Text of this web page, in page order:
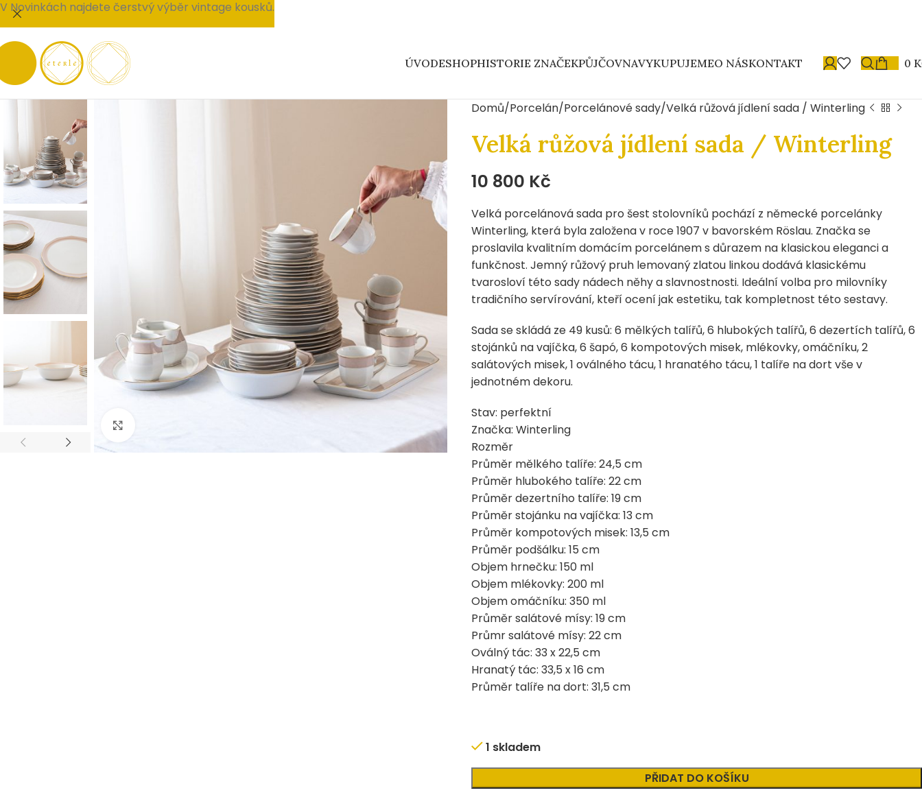
ÚVODESHOPHISTORIE ZNAČEKPŮJČOVNAVYKUPUJEMEO NÁSKONTAKT 0
Domů Porcelán Porcelánové sady Velká růžová jídlení sada / Winterling
Velká růžová jídlení sada / Winterling
10 800 Kč
Velká porcelánová sada pro šest stolovníků pochází z německé porcelánky
Winterling, která byla založena v roce 1907 v bavorském Röslau. Značka se
proslavila kvalitním domácím porcelánem s důrazem na klasickou eleganci a
funkčnost. Jemný růžový pruh lemovaný zlatou linkou dodává klasickému
tvarosloví této sady nádech něhy a slavnostnosti. Ideální volba pro milovníky
tradičního servírování, kteří ocení jak estetiku, tak kompletnost této sestavy.
Sada se skládá ze 49 kusů: 6 mělkých talířů, 6 hlubokých talířů, 6 dezertích talířů, 6
stojánků na vajíčka, 6 šapó, 6 kompotových misek, mlékovky, omáčníku, 2
salátových misek, 1 oválného tácu, 1 hranatého tácu, 1 talíře na dort vše v
jednotném dekoru.
Stav: perfektní
Značka: Winterling
Rozměr
Průměr mělkého talíře: 24,5 cm
Průměr hlubokého talíře: 22 cm
Průměr dezertního talíře: 19 cm
Průměr stojánku na vajíčka: 13 cm
Průměr kompotových misek: 13,5 cm
Průměr podšálku: 15 cm
Objem hrnečku: 150 ml
Objem mlékovky: 200 ml
Objem omáčníku: 350 ml
Průměr salátové mísy: 19 cm
Průmr salátové mísy: 22 cm
Oválný tác: 33 x 22,5 cm
Hranatý tác: 33,5 x 16 cm
Průměr talíře na dort: 31,5 cm
1 skladem
PŘIDAT DO KOŠÍKU
V Novinkách najdete čerstvý výběr vintage kousků.